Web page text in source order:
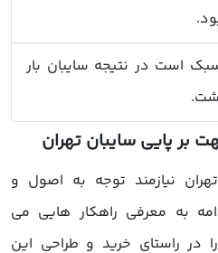
است در نتیجه سایبان بار
بر پایی سایبان تهران
نیازمند توجه به اصول و
به معرفی راهکار هایی می
در راستای خرید و طراحی این